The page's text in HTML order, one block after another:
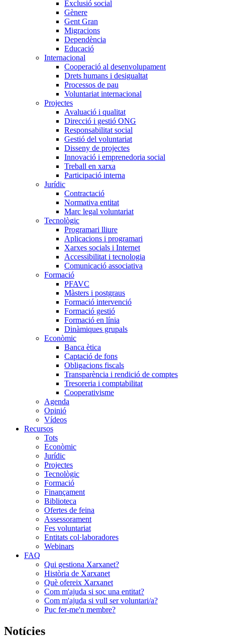
Exclusió social
Gènere
Gent Gran
Migracions
Dependència
Educació
Internacional
Cooperació al desenvolupament
Drets humans i desigualtat
Processos de pau
Voluntariat internacional
Projectes
Avaluació i qualitat
Direcció i gestió ONG
Responsabilitat social
Gestió del voluntariat
Disseny de projectes
Innovació i emprenedoria social
Treball en xarxa
Participació interna
Jurídic
Contractació
Normativa entitat
Marc legal voluntariat
Tecnològic
Programari lliure
Aplicacions i programari
Xarxes socials i Internet
Accessibilitat i tecnologia
Comunicació associativa
Formació
PFAVC
Màsters i postgraus
Formació intervenció
Formació gestió
Formació en línia
Dinàmiques grupals
Econòmic
Banca ètica
Captació de fons
Obligacions fiscals
Transparència i rendició de comptes
Tresoreria i comptabilitat
Cooperativisme
Agenda
Opinió
Vídeos
Recursos
Tots
Econòmic
Jurídic
Projectes
Tecnològic
Formació
Finançament
Biblioteca
Ofertes de feina
Assessorament
Fes voluntariat
Entitats col·laboradores
Webinars
FAQ
Qui gestiona Xarxanet?
Història de Xarxanet
Què ofereix Xarxanet
Com m'ajuda si soc una entitat?
Com m'ajuda si vull ser voluntari/a?
Puc fer-me'n membre?
Notícies